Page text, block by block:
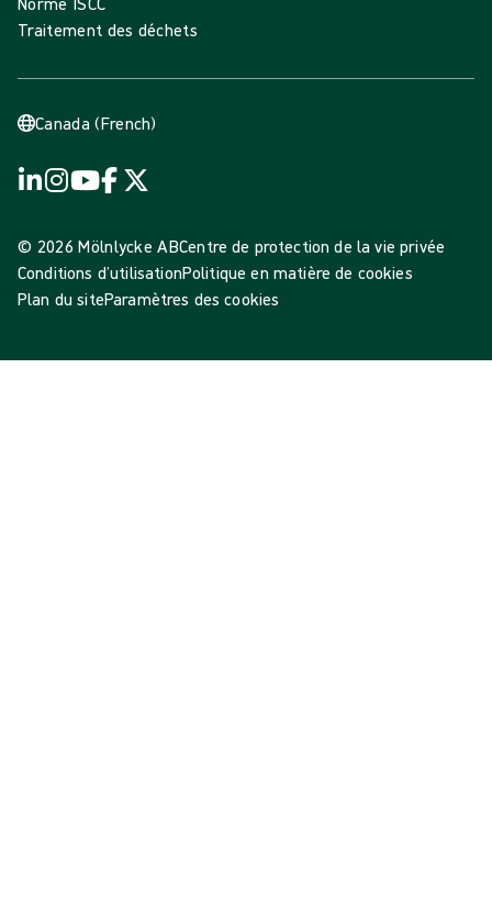
Traitement des déchets
Canada (French)
© 2026 Mölnlycke ABCentre de protection de la vie privée
Conditions d’utilisationPolitique en matière de cookies
Plan du siteParamètres des cookies